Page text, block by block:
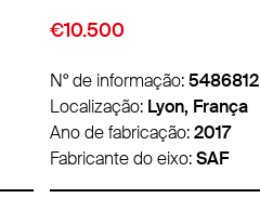
€1.350
N° de informação:5489675
Localização: Lille, França
Ano de fabricação:2006
Fabricante do eixo:SMB